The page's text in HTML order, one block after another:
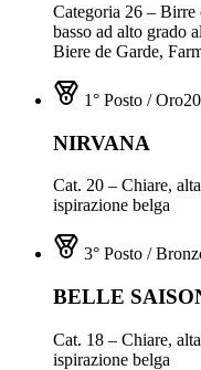
Categoria 26 – Birre
basso ad alto grado
Biere de Garde,
1° Posto / Oro
NIRVANA
Cat. 20 – Chiare,
ispirazione belga
3° Posto /
BELLE
Cat. 18 – Chiare,
ispirazione belga